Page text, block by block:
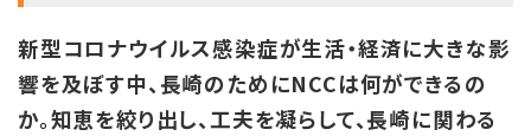
新型コロナウイルス感染症が生活・経済に大きな影
響を及ぼす中、長崎のためにNCCは何ができるの
か。知恵を絞り出し、工夫を凝らして、長崎に関わる